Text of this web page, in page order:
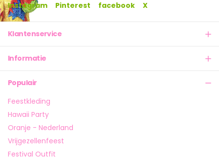
Instagram Pinterest facebook X
Klantenservice
Informatie
Populair
Feestkleding
Hawaii Party
Oranje - Nederland
Vrijgezellenfeest
Festival Outfit